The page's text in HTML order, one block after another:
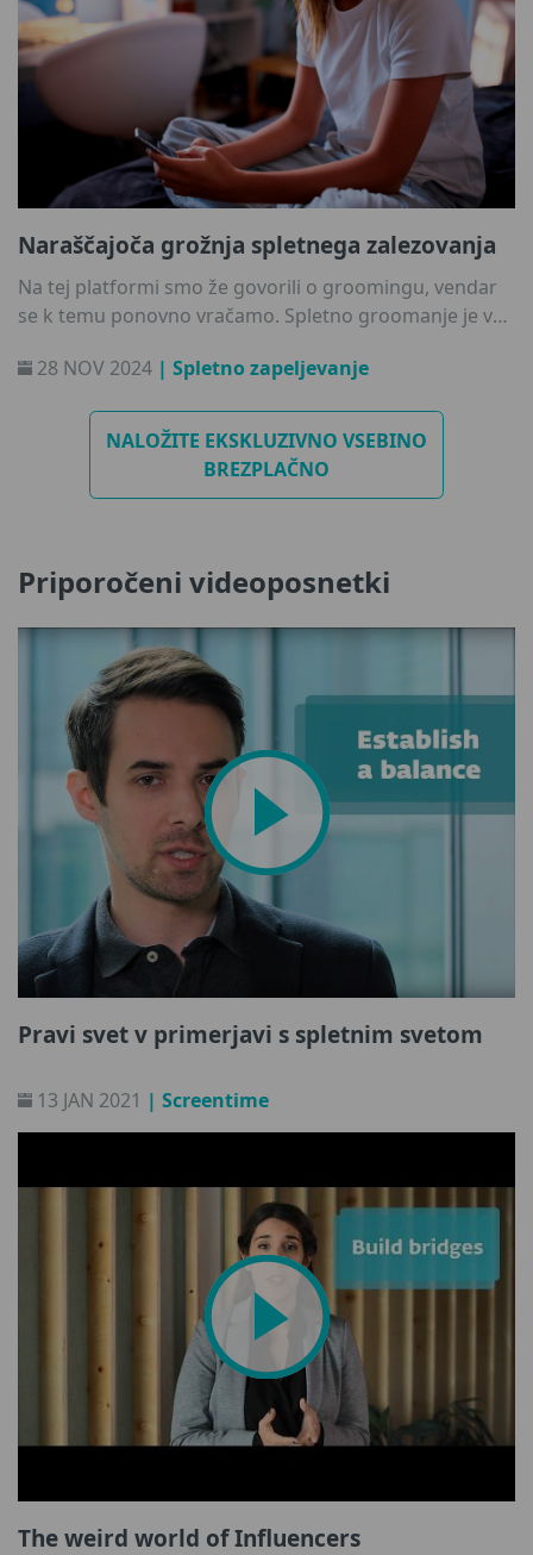
Naraščajoča grožnja spletnega zalezovanja
Na tej platformi smo že govorili o groomingu, vendar
se k temu ponovno vračamo. Spletno groomanje je v
vprašanje. Zlasti po pandemiji COVID-19 in povečani
porastu primerov. In ker mi, naši otroci in tudi spletni
plenilci še naprej uporabljamo internet, se moramo o
tem tudi še naprej pogovarjati in izobraževati.
28 NOV 2024 | Spletno zapeljevanje
NALOŽITE EKSKLUZIVNO VSEBINO
BREZPLAČNO
Priporočeni videoposnetki
Pravi svet v primerjavi s spletnim svetom
13 JAN 2021 | Screentime
The weird world of Influencers